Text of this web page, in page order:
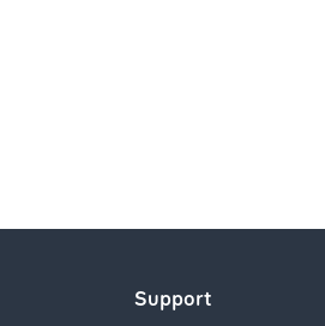
Support